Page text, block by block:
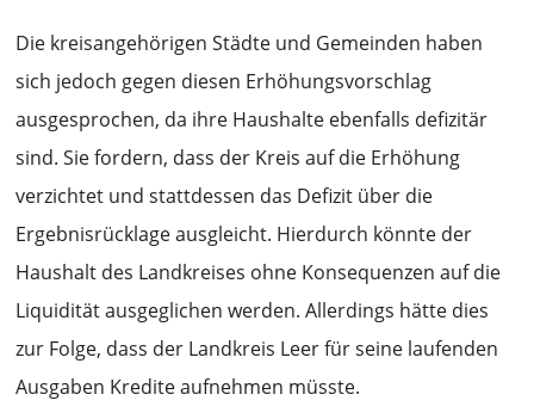
Die kreisangehörigen Städte und Gemeinden haben
sich jedoch gegen diesen Erhöhungsvorschlag
ausgesprochen, da ihre Haushalte ebenfalls defizitär
sind. Sie fordern, dass der Kreis auf die Erhöhung
verzichtet und stattdessen das Defizit über die
Ergebnisrücklage ausgleicht. Hierdurch könnte der
Haushalt des Landkreises ohne Konsequenzen auf die
Liquidität ausgeglichen werden. Allerdings hätte dies
zur Folge, dass der Landkreis Leer für seine laufenden
Ausgaben Kredite aufnehmen müsste.